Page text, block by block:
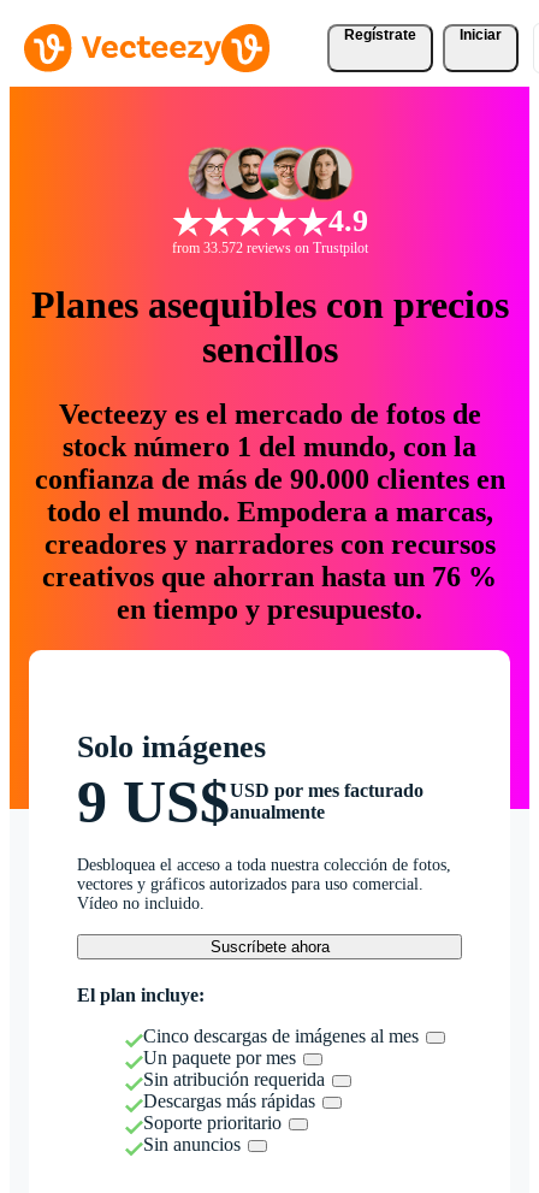
Regístrate Iniciar
4.9
from 33.572 reviews on Trustpilot
Planes asequibles con precios
sencillos
Vecteezy es el mercado de fotos de
stock número 1 del mundo, con la
confianza de más de 90.000 clientes en
todo el mundo. Empodera a marcas,
creadores y narradores con recursos
creativos que ahorran hasta un 76 %
en tiempo y presupuesto.
Solo imágenes
9 US$USD por mes facturado
anualmente
Desbloquea el acceso a toda nuestra colección de fotos,
vectores y gráficos autorizados para uso comercial.
Vídeo no incluido.
Suscríbete ahora
El plan incluye:
Cinco descargas de imágenes al mes
Un paquete por mes
Sin atribución requerida
Descargas más rápidas
Soporte prioritario
Sin anuncios